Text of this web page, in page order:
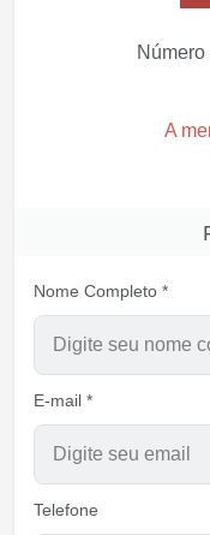
A
Nome Completo *
E-mail *
Telefone